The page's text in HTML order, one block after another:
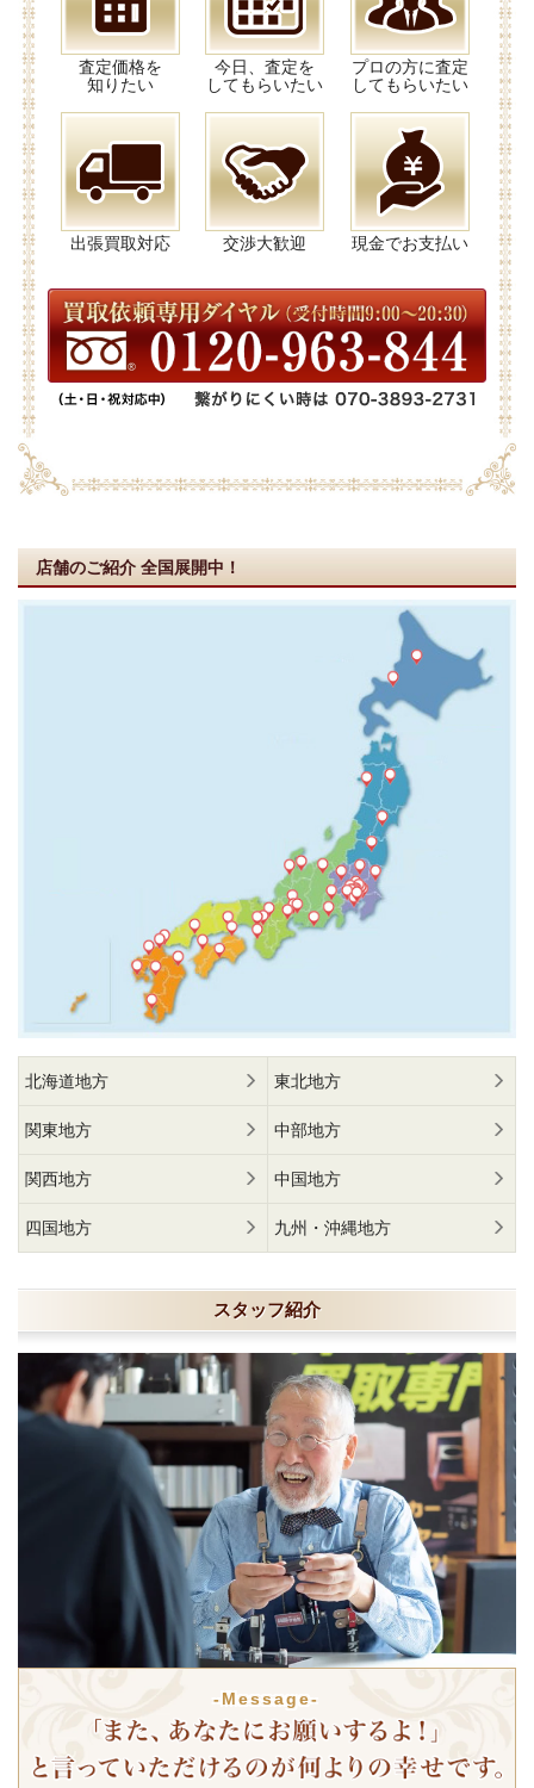
査定価格を
知りたい
今日、査定を
してもらいたい
プロの方に査定
してもらいたい
出張買取対応 交渉大歓迎 現金でお支払い
店舗のご紹介 全国展開中！
北海道地方 東北地方
関東地方 中部地方
関西地方 中国地方
四国地方 九州・沖縄地方
スタッフ紹介
-Message-